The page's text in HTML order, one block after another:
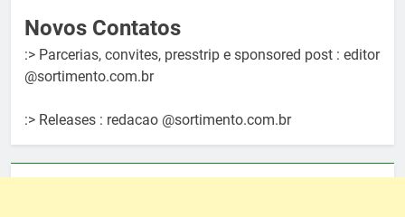
Novos Contatos
:> Parcerias, convites, presstrip e sponsored post : editor
@sortimento.com.br
:> Releases : redacao @sortimento.com.br